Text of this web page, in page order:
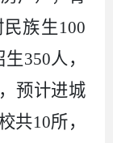
族生100
350人，
预计进城
共10所，